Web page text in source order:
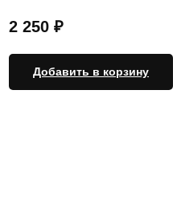
2 250 ₽
Добавить в корзину